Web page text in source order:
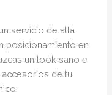
servicio de alta
posicionamiento en
un look sano e
de tu